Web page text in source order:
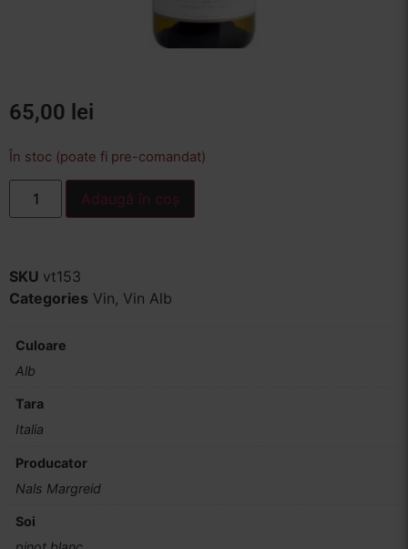
65,00 lei
În stoc (poate fi pre-comandat)
Adaugă în coș
SKU vt153
Categories Vin, Vin Alb
Culoare
Alb
Tara
Italia
Producator
Nals Margreid
Soi